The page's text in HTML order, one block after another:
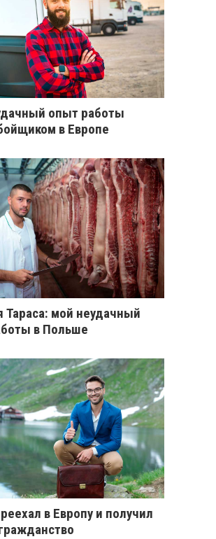
опыт работы
в Европе
Тараса: мой неудачный
в Польше
в Европу и получил